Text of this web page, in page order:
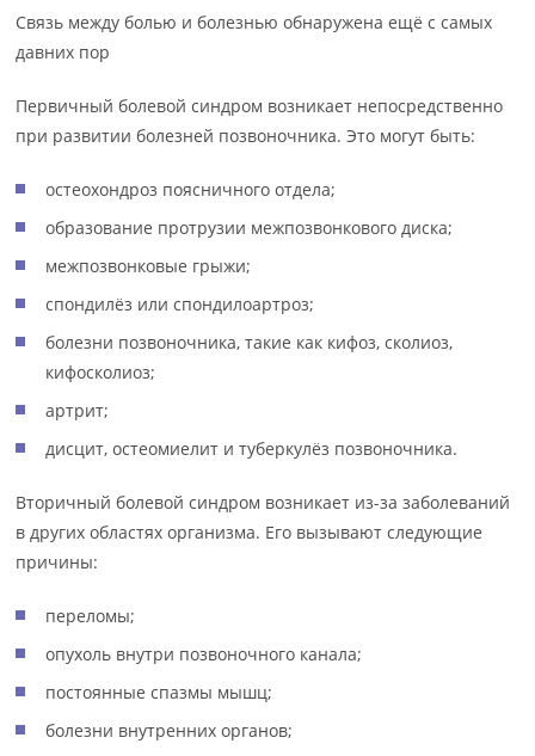
Связь между болью и болезнью обнаружена ещё с самых
давних пор
Первичный болевой синдром возникает непосредственно
при развитии болезней позвоночника. Это могут быть:
остеохондроз поясничного отдела;
образование протрузии межпозвонкового диска;
межпозвонковые грыжи;
спондилёз или спондилоартроз;
болезни позвоночника, такие как кифоз, сколиоз,
кифосколиоз;
артрит;
дисцит, остеомиелит и туберкулёз позвоночника.
Вторичный болевой синдром возникает из-за заболеваний
в других областях организма. Его вызывают следующие
причины:
переломы;
опухоль внутри позвоночного канала;
постоянные спазмы мышц;
болезни внутренних органов;